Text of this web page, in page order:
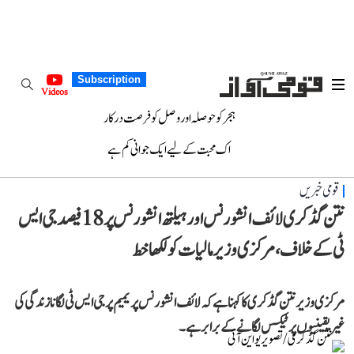
Subscription
Videos
ہجر کو حوصلہ اور وصل کو فرصت درکار
اک محبت کے لیے ایک جوانی کم ہے
قومی خبریں
نتن گڈکری لائف انشورنس اور ہیلتھ انشورنس پر 18 فیصد جی ایس
ٹی کے خلاف، مرکزی وزیر مالیات کو لکھا خط
مرکزی وزیر نتن گڈکری کا کہنا ہے کہ لائف انشورنس پریمیم پر جی ایس ٹی لگانا زندگی کی
غیر یقینیوں پر ٹیکس لگانے کے برابر ہے۔